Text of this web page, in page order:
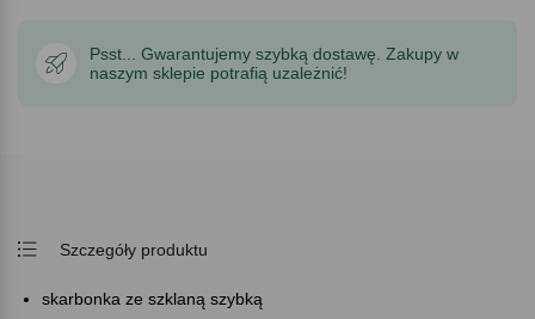
Psst... Gwarantujemy szybką dostawę. Zakupy w
naszym sklepie potrafią uzależnić!
Szczegóły produktu
skarbonka ze szklaną szybką